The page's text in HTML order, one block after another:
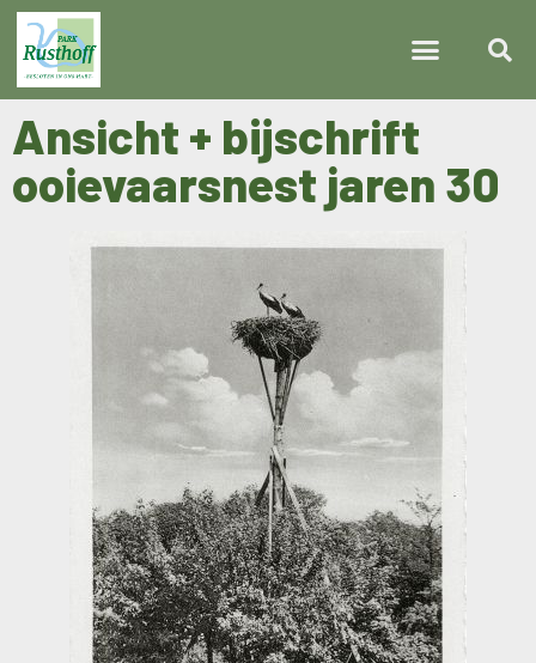
Ansicht + bijschrift
ooievaarsnest jaren 30